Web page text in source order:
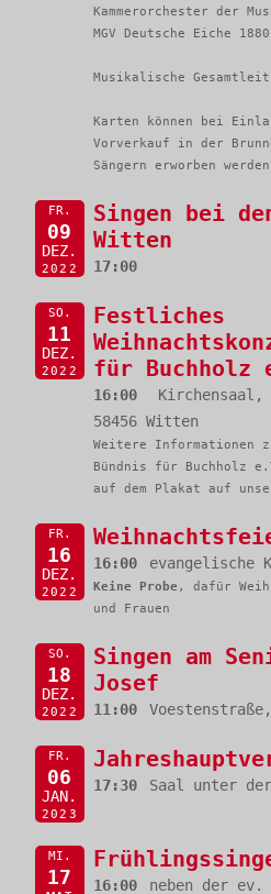
Kammerorchester der
MGV Deutsche Eiche
Musikalische
Karten können bei
Vorverkauf in der
Sängern erworben
FR.
09
DEZ.
2022
Singen bei
Witten
17:00
SO.
11
DEZ.
2022
Festliches
für Buchholz
16:00
Kirchensaal,
58456 Witten
Weitere Informationen
Bündnis für Buchholz
auf dem Plakat auf
FR.
16
DEZ.
2022
16:00 evangelische
Keine Probe , dafür
und Frauen
SO.
18
DEZ.
2022
Singen am
Josef
11:00
FR.
06
JAN.
2023
17:30 Saal unter
MI.
17 16:00 neben der ev.